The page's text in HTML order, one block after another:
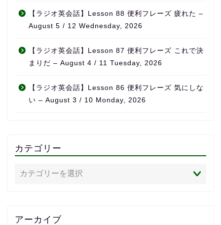
【ラジオ英会話】Lesson 88 便利フレーズ 疲れた –
August 5 / 12 Wednesday, 2026
【ラジオ英会話】Lesson 87 便利フレーズ これで決
まりだ – August 4 / 11 Tuesday, 2026
【ラジオ英会話】Lesson 86 便利フレーズ 気にしな
い – August 3 / 10 Monday, 2026
カテゴリー
アーカイブ